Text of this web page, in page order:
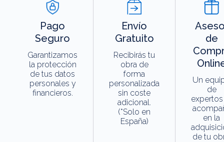
Pago
Seguro
Garantizamos
la protección
de tus datos
personales y
financieros.
Envío
Gratuito
Recibirás tu
obra de
forma
personalizada
sin coste
adicional.
(*Solo en
España)
de
Un
de
en la
de tu